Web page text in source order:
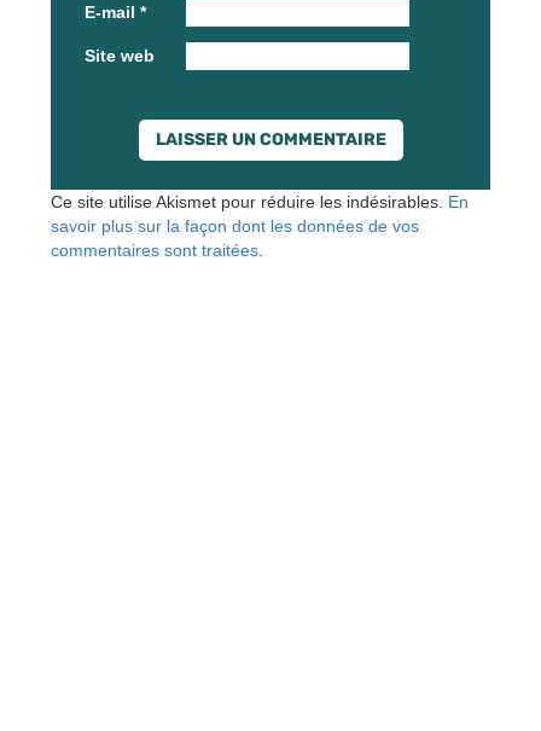
E-mail *
Site web
Ce site utilise Akismet pour réduire les indésirables. En
savoir plus sur la façon dont les données de vos
commentaires sont traitées